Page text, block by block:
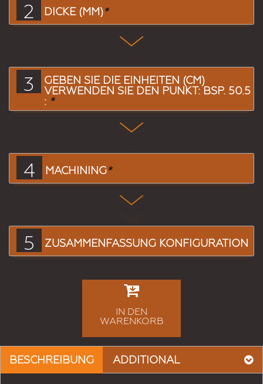
2 DICKE (MM)*
3
GEBEN SIE DIE EINHEITEN (CM)
VERWENDEN SIE DEN PUNKT: BSP. 50.5
: *
4 MACHINING*
5 ZUSAMMENFASSUNG KONFIGURATION
IN DEN
WARENKORB
BESCHREIBUNG ADDITIONAL